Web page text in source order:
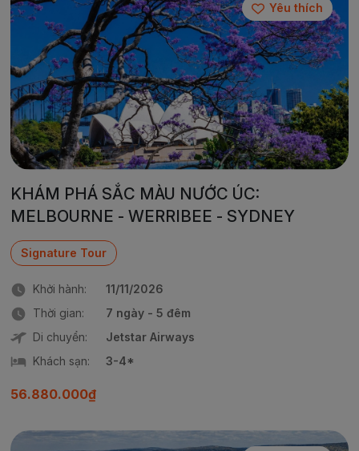
Yêu thích
KHÁM PHÁ SẮC MÀU NƯỚC ÚC:
MELBOURNE - WERRIBEE - SYDNEY
Signature Tour
Khởi hành:
11/11/2026
Thời gian:
7 ngày - 5 đêm
Di chuyển:
Jetstar Airways
Khách sạn:
3-4*
56.880.000₫